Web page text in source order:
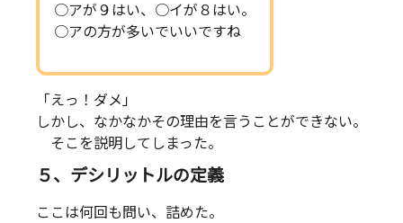
○アが９はい、○イが８はい。
○アの方が多いでいいですね
「えっ！ダメ」
しかし、なかなかその理由を言うことができない。
そこを説明してしまった。
５、デシリットルの定義
ここは何回も問い、詰めた。